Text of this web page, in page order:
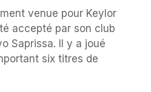
venue pour Keylor
accepté par son club
Saprissa. Il y a joué
six titres de